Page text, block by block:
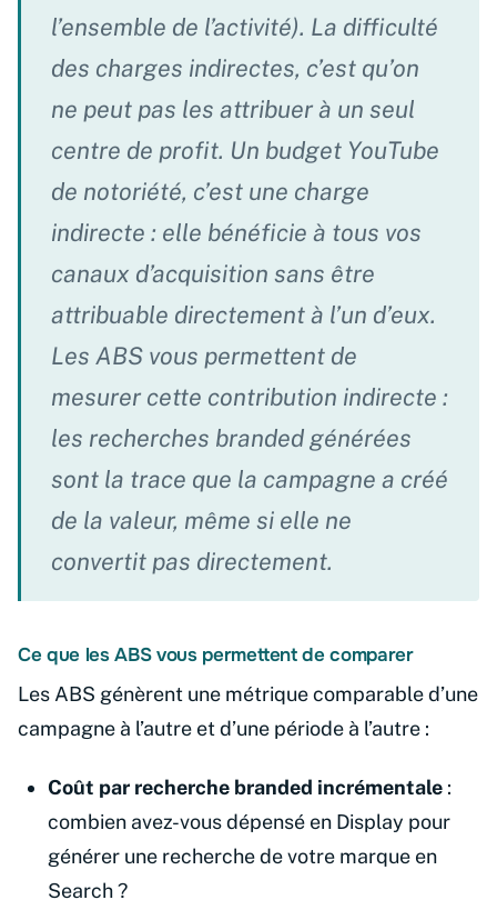
l’ensemble de l’activité). La difficulté
des charges indirectes, c’est qu’on
ne peut pas les attribuer à un seul
centre de profit. Un budget YouTube
de notoriété, c’est une charge
indirecte : elle bénéficie à tous vos
canaux d’acquisition sans être
attribuable directement à l’un d’eux.
Les ABS vous permettent de
mesurer cette contribution indirecte :
les recherches branded générées
sont la trace que la campagne a créé
de la valeur, même si elle ne
convertit pas directement.
Ce que les ABS vous permettent de comparer
Les ABS génèrent une métrique comparable d’une
campagne à l’autre et d’une période à l’autre :
Coût par recherche branded incrémentale :
combien avez-vous dépensé en Display pour
générer une recherche de votre marque en
Search ?